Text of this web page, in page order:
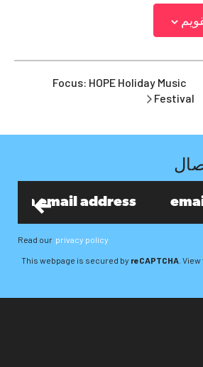
Focus: HOPE Holiday Music
Festival
Read our privacy policy
This webpage is secured by reCAPTCHA .